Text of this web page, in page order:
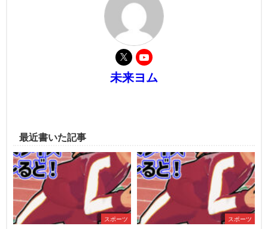
未来ヨム
最近書いた記事
スポーツ スポーツ